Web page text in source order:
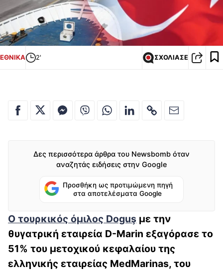
ΕΘΝΙΚΑ 2' ΣΧΟΛΙΑΣΕ
Δες περισσότερα άρθρα του Newsbomb όταν
αναζητάς ειδήσεις στην Google
Προσθήκη ως προτιμώμενη πηγή
στα αποτελέσματα Google
Ο τουρκικός όμιλος Doguş με την
θυγατρική εταιρεία D-Marin εξαγόρασε το
51% του μετοχικού κεφαλαίου της
ελληνικής εταιρείας MedMarinas, του